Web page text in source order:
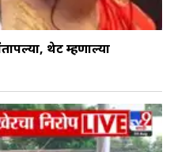
थेट म्हणाल्या